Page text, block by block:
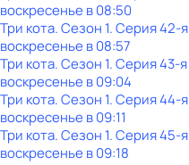
воскресенье в08:50
Три кота. Сезон 1. Серия 42-я
воскресенье в08:57
Три кота. Сезон 1. Серия 43-я
воскресенье в09:04
Три кота. Сезон 1. Серия 44-я
воскресенье в09:11
Три кота. Сезон 1. Серия 45-я
воскресенье в09:18